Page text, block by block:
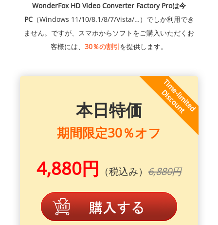
WonderFox HD Video Converter Factory Proは今
PC（Windows 11/10/8.1/8/7/Vista/…）でしか利用でき
ません。ですが、スマホからソフトをご購入いただくお
客様には、 30％の割引を提供します。
本日特価
期間限定30％オフ
4,880円 （税込み） 6,880円